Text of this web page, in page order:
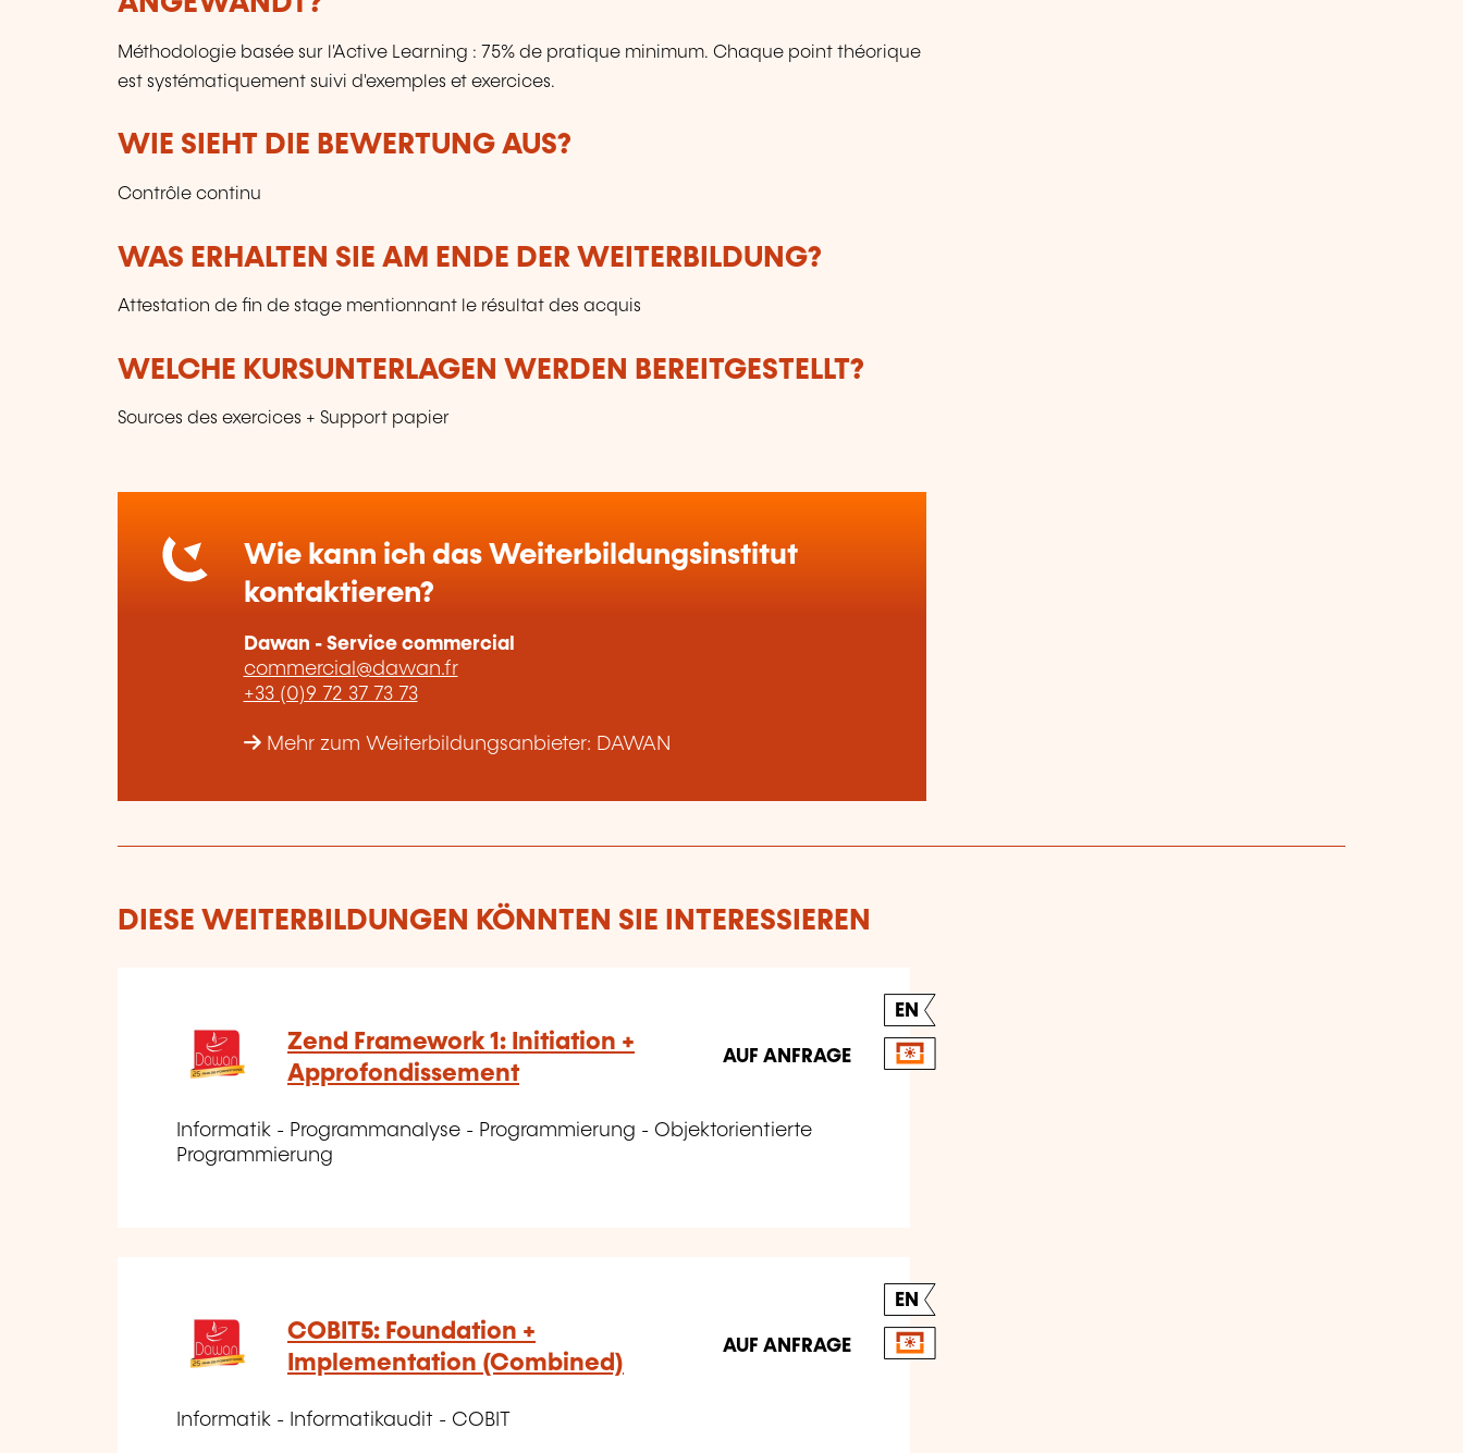
Méthodologie basée sur l'Active Learning : 75% de pratique minimum. Chaque point théorique
est systématiquement suivi d'exemples et exercices.
WIE SIEHT DIE BEWERTUNG AUS?
Contrôle continu
WAS ERHALTEN SIE AM ENDE DER WEITERBILDUNG?
Attestation de fin de stage mentionnant le résultat des acquis
WELCHE KURSUNTERLAGEN WERDEN BEREITGESTELLT?
Sources des exercices + Support papier
Wie kann ich das Weiterbildungsinstitut
kontaktieren?
Dawan - Service commercial
commercial@dawan.fr
+33 (0)9 72 37 73 73
Mehr zum Weiterbildungsanbieter: DAWAN
DIESE WEITERBILDUNGEN KÖNNTEN SIE INTERESSIEREN
EN
Zend Framework 1: Initiation +
Approfondissement
AUF ANFRAGE
Informatik - Programmanalyse - Programmierung - Objektorientierte
Programmierung
EN
COBIT5: Foundation +
Implementation (Combined)
AUF ANFRAGE
Informatik - Informatikaudit - COBIT